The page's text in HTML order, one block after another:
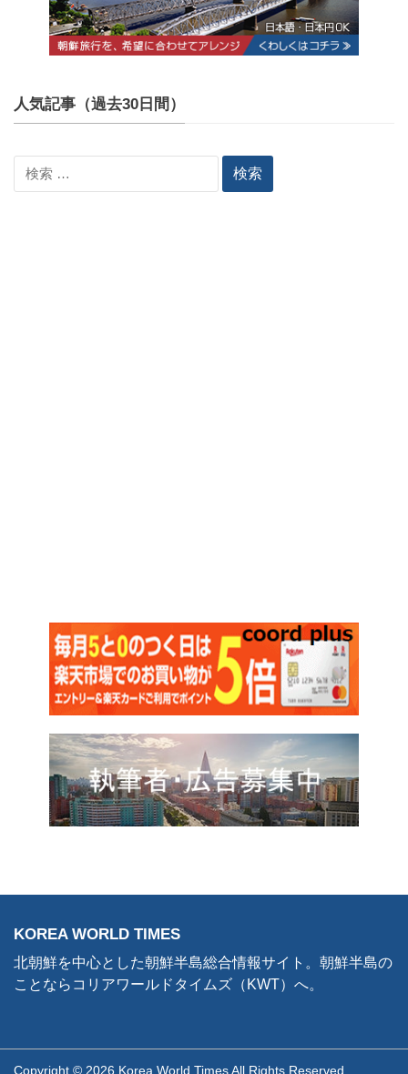
人気記事（過去30日間）
索:
KOREA WORLD TIMES
北朝鮮を中心とした朝鮮半島総合情報サイト。朝鮮半島の
ことならコリアワールドタイムズ（KWT）へ。
Copyright © 2026 Korea World Times All Rights Reserved